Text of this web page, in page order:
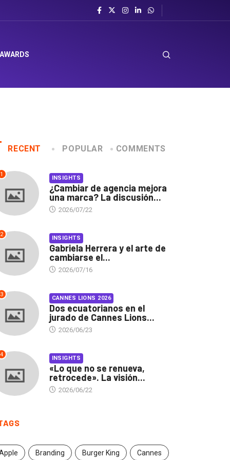
RECENT POPULAR COMMENTS
1 INSIGHTS
¿Cambiar de agencia mejora
una marca? La discusión...
2026/07/22
2 INSIGHTS
Gabriela Herrera y el arte de
cambiarse el...
2026/07/16
3 CANNES LIONS 2026
Dos ecuatorianos en el
jurado de Cannes Lions...
2026/06/23
4 INSIGHTS
«Lo que no se renueva,
retrocede». La visión...
2026/06/22
Branding Burger King Cannes